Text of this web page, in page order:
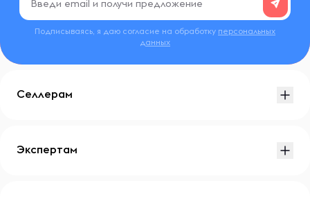
Подписываясь, я даю согласие на обработку персональных
данных
Селлерам
Экспертам